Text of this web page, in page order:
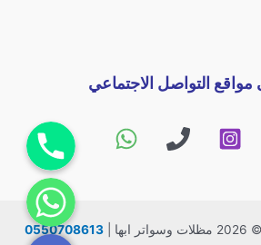
مواقع التواصل الاجتماعي
|
0550708613
راسلنا